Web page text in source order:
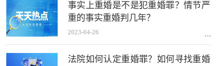
事实上重婚是不是犯重婚罪？情节严
重的事实重婚判几年？
2023-04-26
法院如何认定重婚罪？如何寻找重婚